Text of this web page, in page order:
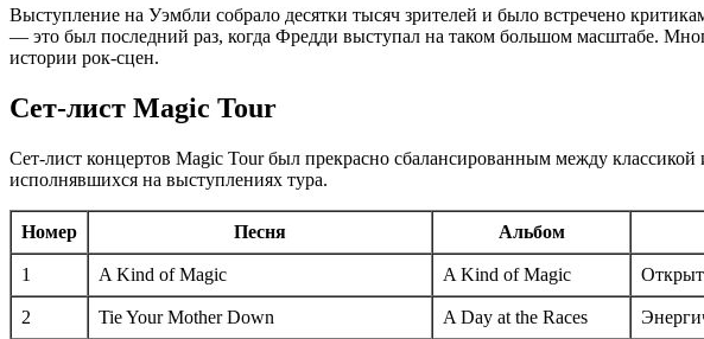
Выступление на Уэмбли собрало десятки тысяч зрителей и было встречено
— это был последний раз, когда Фредди выступал на таком большом масштабе.
истории рок-сцен.
Сет-лист Magic Tour
Сет-лист концертов Magic Tour был прекрасно сбалансированным между
исполнявшихся на выступлениях тура.
Номер Песня Альбом
1 A Kind of Magic A Kind of Magic
2 Tie Your Mother Down A Day at the Races